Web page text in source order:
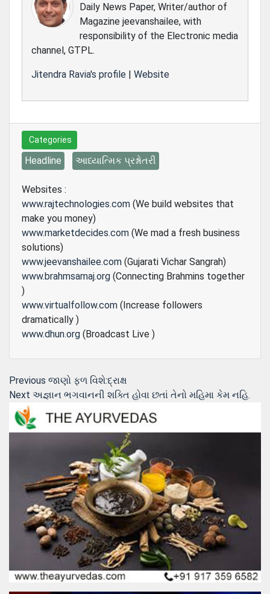
Daily News Paper, Writer/author of
Magazine jeevanshailee, with
responsibility of the Electronic media
channel, GTPL.
Jitendra Ravia's profile | Website
Categories
Headline આધ્યાત્મિક પ્રશ્નોતરી
Websites :
www.rajtechnologies.com (We build websites that
make you money)
www.marketdecides.com (We mad a fresh business
solutions)
www.jeevanshailee.com (Gujarati Vichar Sangrah)
www.brahmsamaj.org (Connecting Brahmins together
)
www.virtualfollow.com (Increase followers
dramatically )
www.dhun.org (Broadcast Live )
Post
navigation
Previous Previous
post:
જાણો ફળ વિશે:દ્રાક્ષ
Next Next
અજ્ઞાન ભગવાનની શક્તિ હોવા છતાં તેનો મહિમા કેમ નહિ.